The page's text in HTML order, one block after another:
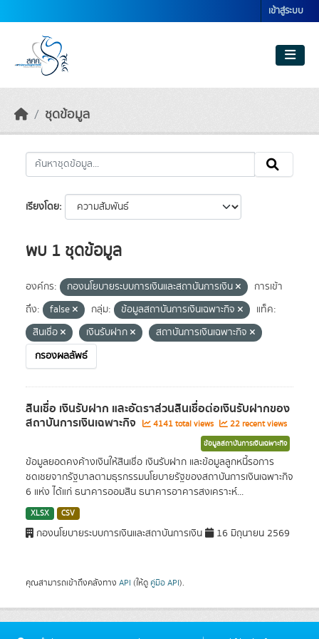
เข้าสู่ระบบ
ชุดข้อมูล
เรียงโดย
พบ 1 ชุดข้อมูล
องค์กร: กองนโยบายระบบการเงินและสถาบันการเงิน
การเข้า
ถึง:
false กลุ่ม: ข้อมูลสถาบันการเงินเฉพาะกิจ
แท็ค:
สินเชื่อ
เงินรับฝาก
สถาบันการเงินเฉพาะกิจ
กรองผลลัพธ์
สินเชื่อ เงินรับฝาก และอัตราส่วนสินเชื่อต่อเงินรับฝากของ
สถาบันการเงินเฉพาะกิจ 4141 total views 22 recent views
ข้อมูลสถาบันการเงินเฉพาะกิจ
ข้อมูลยอดคงค้างเงินให้สินเชื่อ เงินรับฝาก และข้อมูลลูกหนี้รอการ
ชดเชยจากรัฐบาลตามธุรกรรมนโยบายรัฐของสถาบันการเงินเฉพาะกิจ
6 แห่ง ได้แก่ ธนาคารออมสิน ธนาคารอาคารสงเคราะห์...
XLSX CSV
กองนโยบายระบบการเงินและสถาบันการเงิน 16 มิถุนายน 2569
คุณสามารถเข้าถึงคลังทาง API (ให้ดู คู่มือ API).